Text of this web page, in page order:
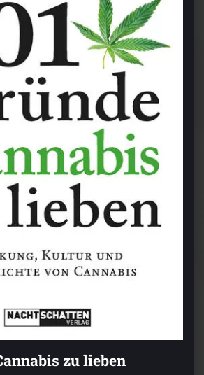
zu lieben